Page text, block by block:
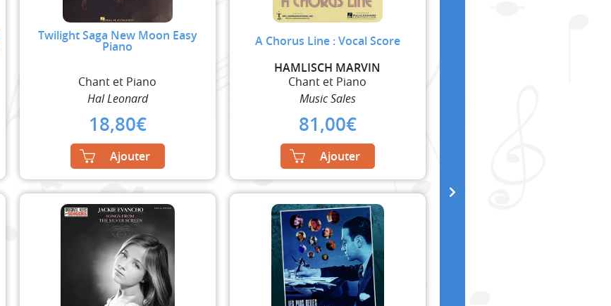
Twilight Saga New Moon Easy
Piano
Chant et Piano
Hal Leonard
18,80€
Ajouter
A Chorus Line : Vocal Score
HAMLISCH MARVIN
Chant et Piano
Music Sales
81,00€
Ajouter